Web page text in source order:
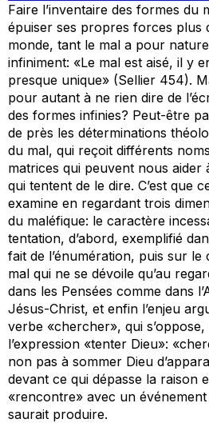
Faire l’inventaire des formes du
épuiser ses propres forces plus
monde, tant le mal a pour
infiniment: «Le mal est aisé, il y
presque unique» (Sellier 454).
pour autant à ne rien dire de
des formes infinies? Peut-être
de près les déterminations
du mal, qui reçoit différents
matrices qui peuvent nous
qui tentent de le dire. C’est que
examine en regardant trois
du maléfique: le caractère
tentation, d’abord, exemplifié
fait de l’énumération, puis sur
mal qui ne se dévoile qu’au
dans les Pensées comme dans
Jésus-Christ, et enfin l’enjeu
verbe «chercher», qui
l’expression «tenter Dieu»:
non pas à sommer Dieu
devant ce qui dépasse la raison
«rencontre» avec un événement
saurait produire.